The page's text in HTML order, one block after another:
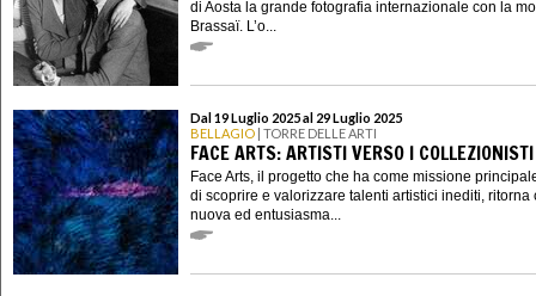
di Aosta la grande fotografia internazionale con la
Brassaï. L’o...
Dal 19 Luglio 2025 al 29 Luglio 2025
BELLAGIO | TORRE DELLE ARTI
FACE ARTS: ARTISTI VERSO I COLLEZIONISTI
Face Arts, il progetto che ha come missione
di scoprire e valorizzare talenti artistici inediti, ritorna
nuova ed entusiasma...